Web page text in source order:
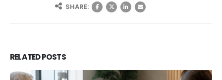
SHARE:
RELATEDPOSTS